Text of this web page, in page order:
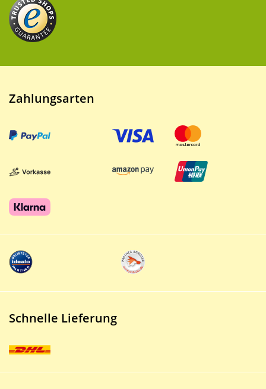
Zahlungsarten
Schnelle Lieferung